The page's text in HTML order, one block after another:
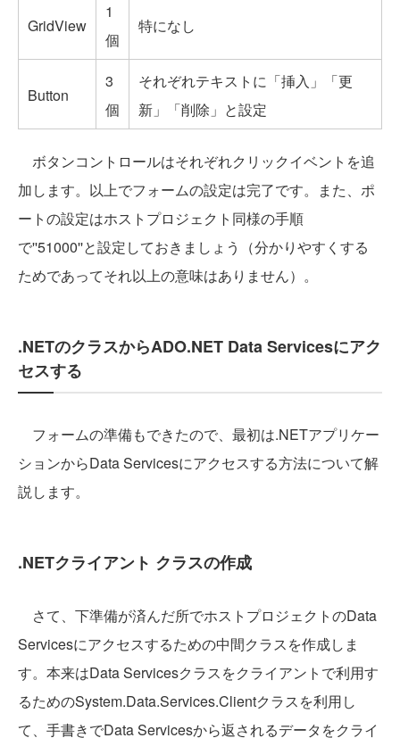
GridView
1
個
特になし
Button
3
個
それぞれテキストに「挿入」「更
新」「削除」と設定
ボタンコントロールはそれぞれクリックイベントを追
加します。以上でフォームの設定は完了です。また、ポ
ートの設定はホストプロジェクト同様の手順
で''51000''と設定しておきましょう（分かりやすくする
ためであってそれ以上の意味はありません）。
.NETのクラスからADO.NET Data Servicesにアク
セスする
フォームの準備もできたので、最初は.NETアプリケー
ションからData Servicesにアクセスする方法について解
説します。
.NETクライアント クラスの作成
さて、下準備が済んだ所でホストプロジェクトのData
Servicesにアクセスするための中間クラスを作成しま
す。本来はData Servicesクラスをクライアントで利用す
るためのSystem.Data.Services.Clientクラスを利用し
て、手書きでData Servicesから返されるデータをクライ